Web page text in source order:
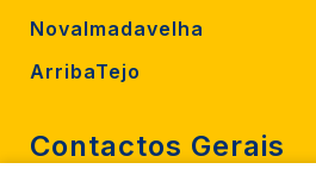
Novalmadavelha
ArribaTejo
Contactos Gerais